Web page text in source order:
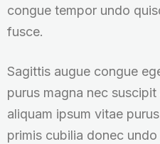
congue tempor undo
fusce.
Sagittis augue congue
purus magna nec
aliquam ipsum vitae
primis cubilia donec